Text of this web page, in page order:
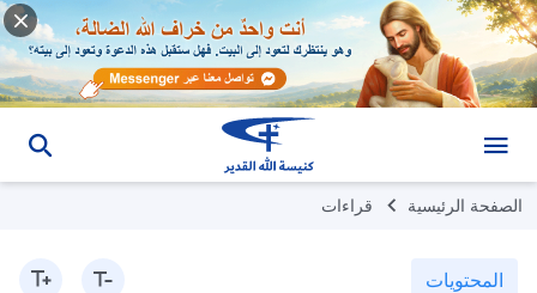
الصفحة الرئيسية قراءات
المحتويات